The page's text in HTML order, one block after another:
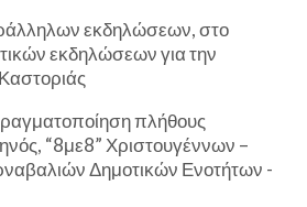
εκδηλώσεων, στο
εκδηλώσεων για την
πλήθους
“8με8” Χριστουγέννων –
Δημοτικών Ενοτήτων -